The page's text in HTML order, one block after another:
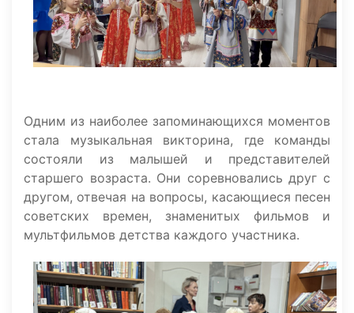
Одним из наиболее запоминающихся моментов
стала музыкальная викторина, где команды
состояли из малышей и представителей
старшего возраста. Они соревновались друг с
другом, отвечая на вопросы, касающиеся песен
советских времен, знаменитых фильмов и
мультфильмов детства каждого участника.